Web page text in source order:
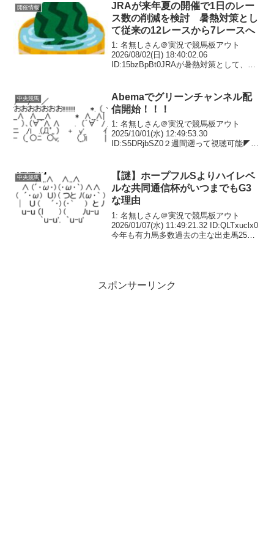
開催情報
JRAが来年夏の開催で1日のレー
ス数の削減を検討 暑熱対策とし
て従来の12レースから7レースへ
1: 名無しさん＠実況で競馬板アウト
2026/08/02(日) 18:40:02.06
ID:15bzBpBt0JRAが暑熱対策として、来
ことが28日、明らかに...
中央競馬
Abemaでグリーンチャンネル配
信開始！！！
1: 名無しさん＠実況で競馬板アウト
2025/10/01(水) 12:49:53.30
ID:S5DRjbSZ0２週間遡って視聴可能◤情
門チャンネル『グリーンチ...
中央競馬
【謎】ホープフルSよりハイレベ
ルな共同通信杯がいつまでもG3
な理由
1: 名無しさん＠実況で競馬板アウト
2026/01/07(水) 11:49:21.32 ID:QLTxuclx0
今年も有力馬多数過去の主な出走馬25
スポンサーリンク